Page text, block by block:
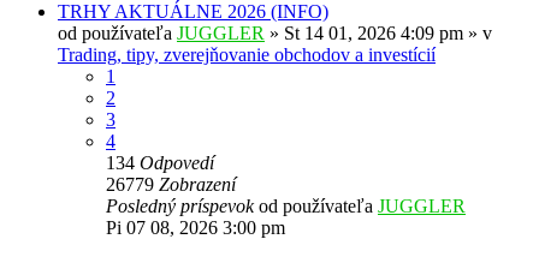
TRHY AKTUÁLNE 2026 (INFO)
od používateľa JUGGLER » St 14 01, 2026 4:09 pm » v
Trading, tipy, zverejňovanie obchodov a investícií
1
2
3
4
134 Odpovedí
26779 Zobrazení
Posledný príspevokod používateľa JUGGLER
Pi 07 08, 2026 3:00 pm